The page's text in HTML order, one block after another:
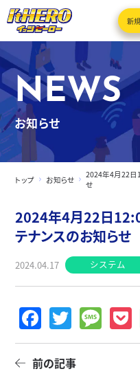
新
NEWS
お知らせ
トップ お知らせ
2024年4月22日
せ
2024年4月22日
テナンスのお知らせ
2024.04.17 システム
前の記事